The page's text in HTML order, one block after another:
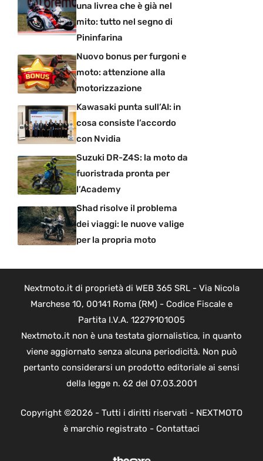
una livrea che è già nel
mito: tutto nel segno di
Pininfarina
Nuovo bonus per furgoni e
moto: attenzione alla
motorizzazione
Kawasaki punta sull’AI: in
cosa consiste l’accordo
con Nvidia
Suzuki DR-Z4S: la moto da
fuoristrada pronta per
l’Academy
Shad risolve il problema
dei viaggi: le nuove valige
per la propria moto
Nextmoto.it di proprietà di WEB 365 SRL - Via Nicola
Marchese 10, 00141 Roma (RM) - Codice Fiscale e
Partita I.V.A. 12279101005
Nextmoto.it non è una testata giornalistica, in quanto
viene aggiornato senza alcuna periodicità. Non può
pertanto considerarsi un prodotto editoriale ai sensi
della legge n. 62 del 07.03.2001
Copyright ©2026 - Tutti i diritti riservati - NEXTMOTO
è marchio registrato - Contattaci